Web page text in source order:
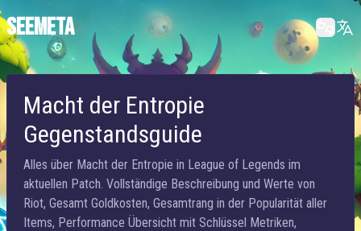
SEEMETA
Macht der Entropie
Gegenstandsguide
Alles über Macht der Entropie in League of Legends im
aktuellen Patch. Vollständige Beschreibung und Werte von
Riot, Gesamt Goldkosten, Gesamtrang in der Popularität aller
Items, Performance Übersicht mit Schlüssel Metriken,